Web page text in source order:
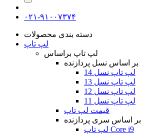
۰۲۱-۹۱۰۰۷۳۷۴
دسته بندی محصولات
لپ تاپ
لپ تاپ براساس
بر اساس نسل پردازنده
لپ تاپ نسل 14
لپ تاپ نسل 13
لپ تاپ نسل 12
لپ تاپ نسل 11
قیمت لپ تاپ
بر اساس سری پردازنده
لپ تاپ Core i9